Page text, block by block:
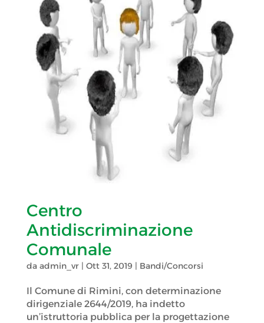
Centro
Antidiscriminazione
Comunale
da admin_vr| Ott 31, 2019 | Bandi/Concorsi
Il Comune di Rimini, con determinazione
dirigenziale 2644/2019, ha indetto
un’istruttoria pubblica per la progettazione